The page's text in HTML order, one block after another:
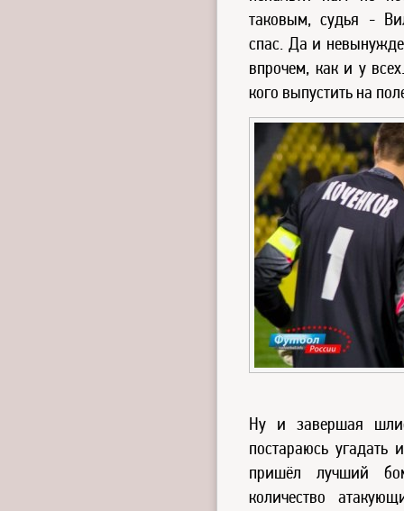
таковым, судья -
спас. Да и
впрочем, как и у
кого выпустить на
Ну и завершая
постараюсь угадать
пришёл лучший
количество